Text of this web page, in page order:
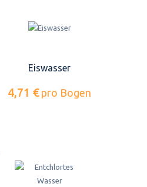
Eiswasser
4,71 € pro Bogen